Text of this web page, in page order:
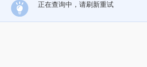
正在查询中，请刷新重试